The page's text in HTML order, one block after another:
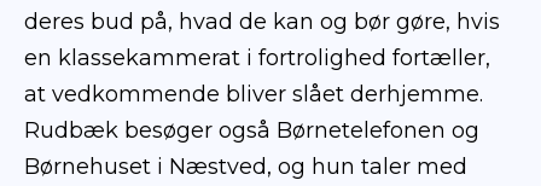
deres bud på, hvad de kan og bør gøre, hvis
en klassekammerat i fortrolighed fortæller,
at vedkommende bliver slået derhjemme.
Rudbæk besøger også Børnetelefonen og
Børnehuset i Næstved, og hun taler med